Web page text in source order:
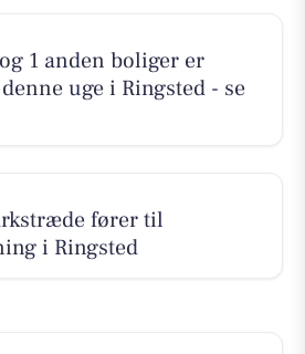
1 anden boliger er
uge i Ringsted - se
fører til
i Ringsted